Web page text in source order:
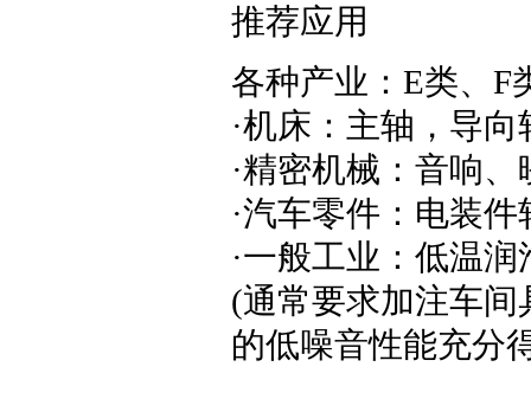
推荐应用
各种产业：E类、F
·机床：主轴，导向
·精密机械：音响
·汽车零件：电装件
·一般工业：低温
(通常要求加注车
的低噪音性能充分